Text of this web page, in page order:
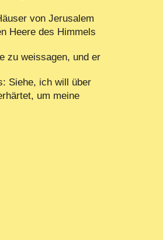
von Jerusalem
Heere des Himmels
zu weissagen, und er
Siehe, ich will über
um meine